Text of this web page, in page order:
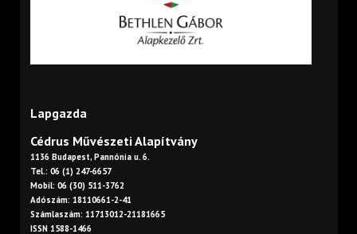
Lapgazda
Cédrus Művészeti Alapítvány
1136 Budapest, Pannónia u. 6.
Tel.: 06 (1) 247-6657
Mobil: 06 (30) 511-3762
Adószám: 18110661-2-41
Számlaszám: 11713012-21181665
ISSN 1588-1466